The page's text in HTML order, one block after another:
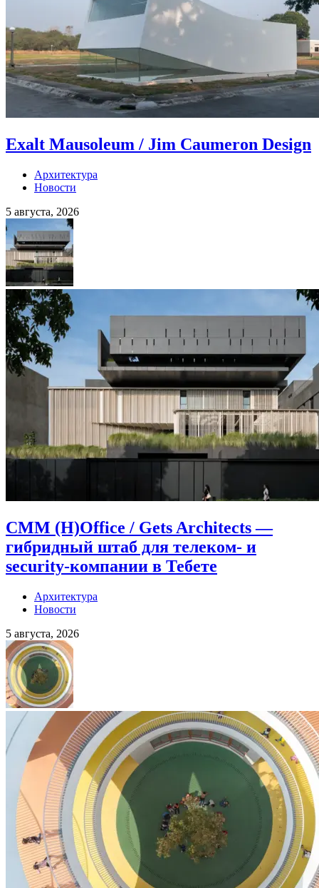
Exalt Mausoleum / Jim Caumeron Design
Архитектура
Новости
5 августа, 2026
CMM (H)Office / Gets Architects —
гибридный штаб для телеком- и
security-компании в Тебете
Архитектура
Новости
5 августа, 2026